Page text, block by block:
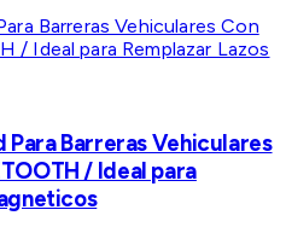
Para Barreras Vehiculares
/ Ideal para